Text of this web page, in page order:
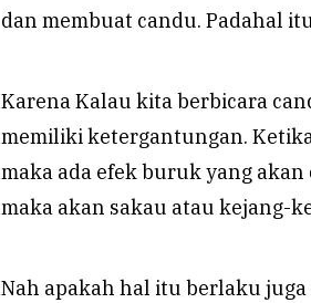
dan membuat candu. Padahal
Karena Kalau kita berbicara
memiliki ketergantungan.
maka ada efek buruk yang
maka akan sakau atau kejang-
Nah apakah hal itu berlaku juga